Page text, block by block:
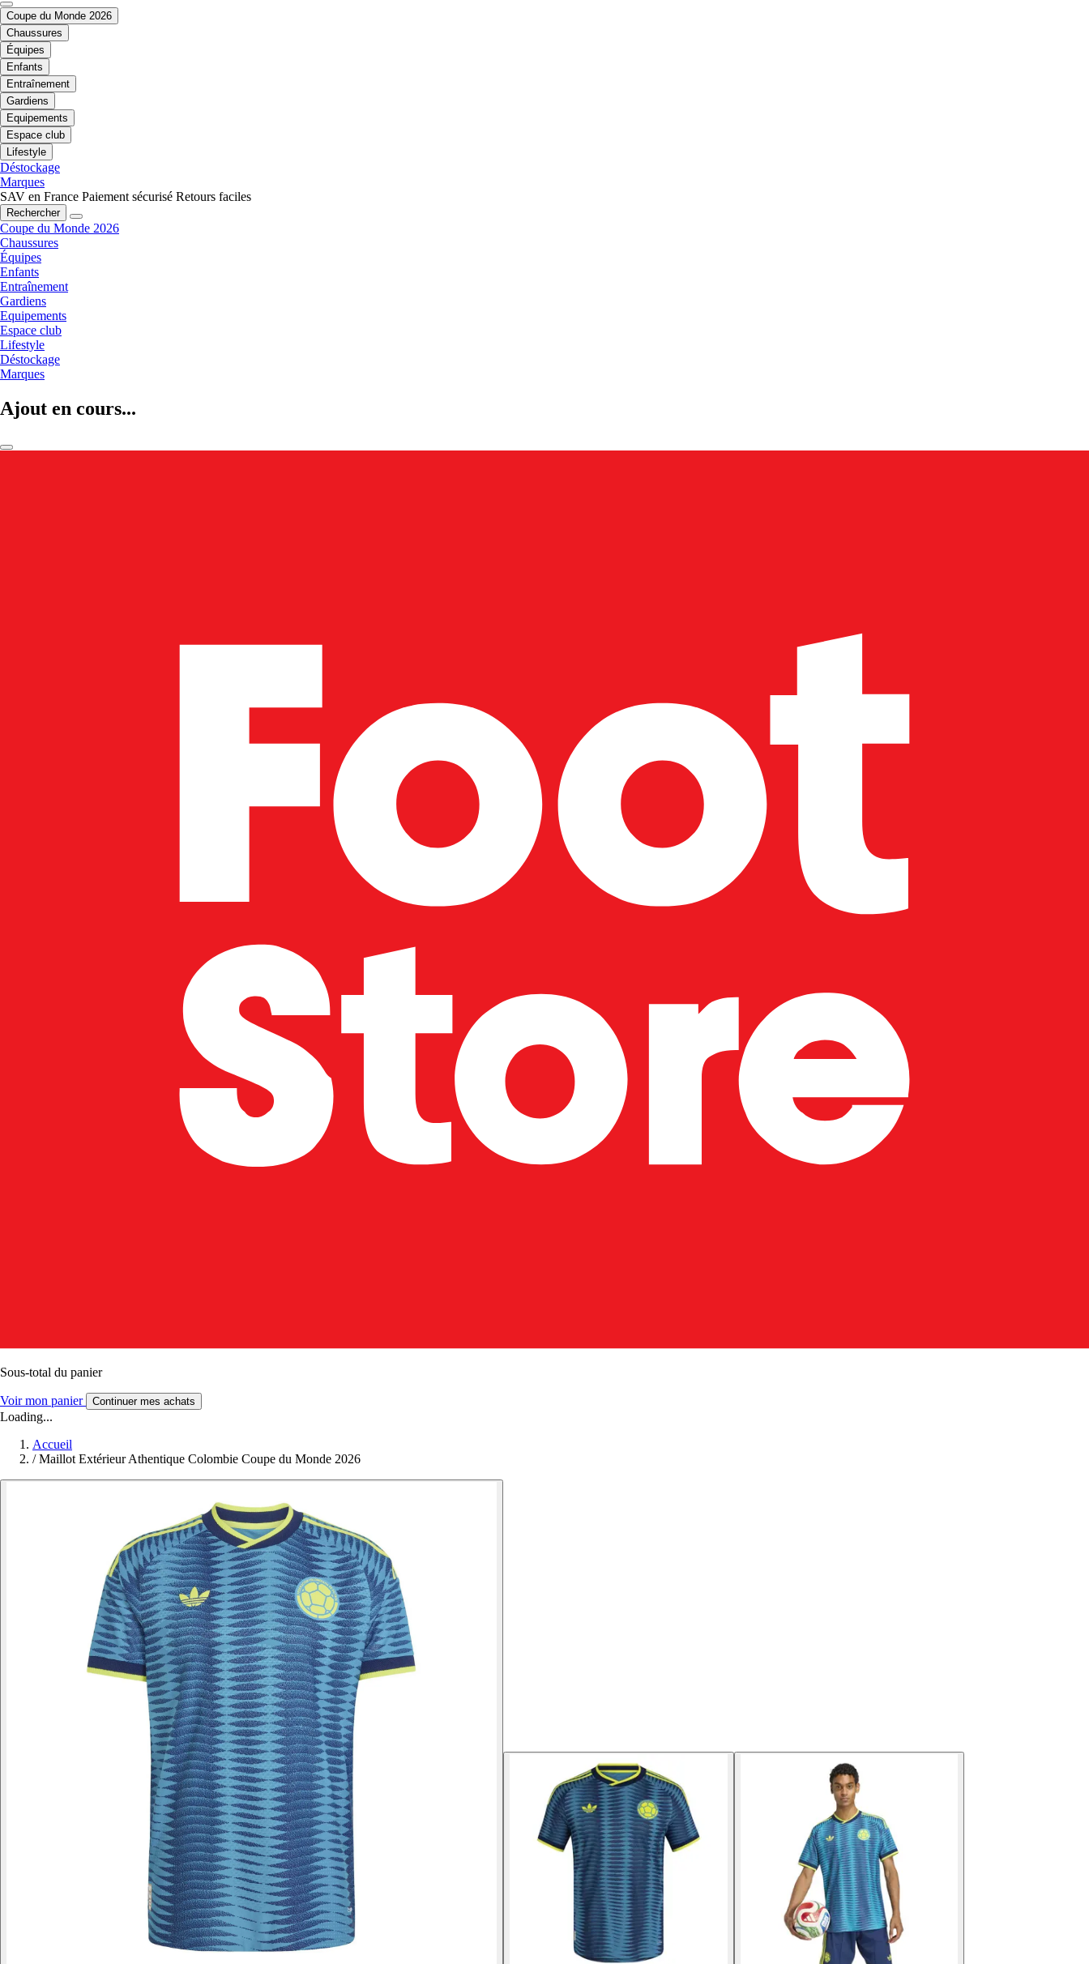
Coupe du Monde 2026
Chaussures
Équipes
Enfants
Entraînement
Gardiens
Equipements
Espace club
Lifestyle
Déstockage
Marques
SAV en France Paiement sécurisé Retours faciles
Rechercher
Coupe du Monde 2026
Chaussures
Équipes
Enfants
Entraînement
Gardiens
Equipements
Espace club
Lifestyle
Déstockage
Marques
Ajout en cours...
Sous-total du panier
Voir mon panier Continuer mes achats
Loading...
Accueil
/ Maillot Extérieur Athentique Colombie Coupe du Monde 2026